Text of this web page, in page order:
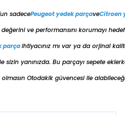
sadecePeugeot yedek parçaveCitroen
değerini ve performansını korumayı
parçaihtiyacınız mı var ya da orjinal
sizin yanınızda. Bu parçayı sepete
Otodakik güvencesi ile